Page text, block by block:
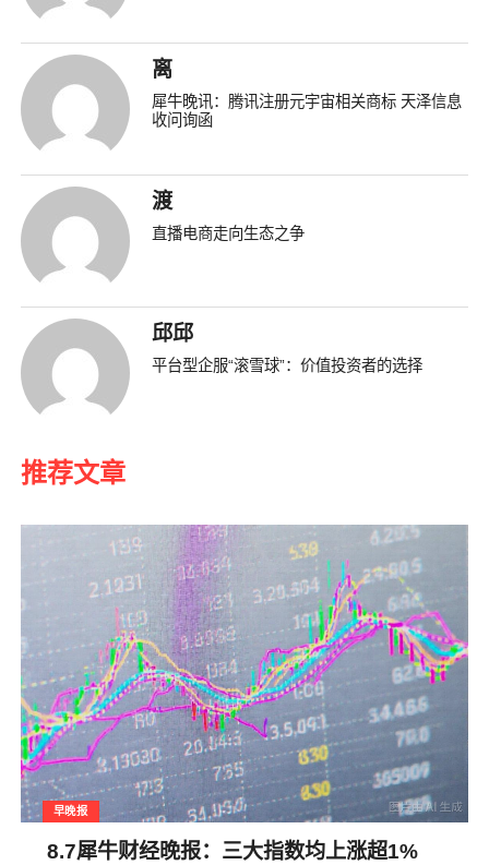
离
犀牛晚讯：腾讯注册元宇宙相关商标 天泽信息
收问询函
渡
直播电商走向生态之争
邱邱
平台型企服“滚雪球”：价值投资者的选择
推荐文章
早晚报
8.7犀牛财经晚报：三大指数均上涨超1%